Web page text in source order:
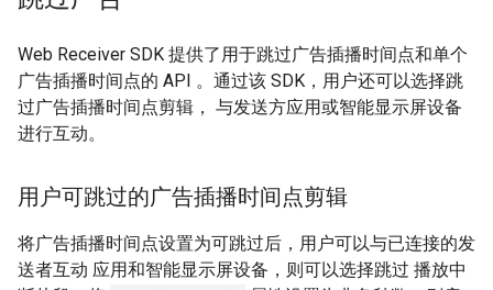
Web Receiver SDK 提供了用于跳过广告插播时间点和单个
广告插播时间点的 API 。通过该 SDK，用户还可以选择跳
过广告插播时间点剪辑， 与发送方应用或智能显示屏设备
进行互动。
用户可跳过的广告插播时间点剪辑
将广告插播时间点设置为可跳过后，用户可以与已连接的发
送者互动 应用和智能显示屏设备，则可以选择跳过 播放中